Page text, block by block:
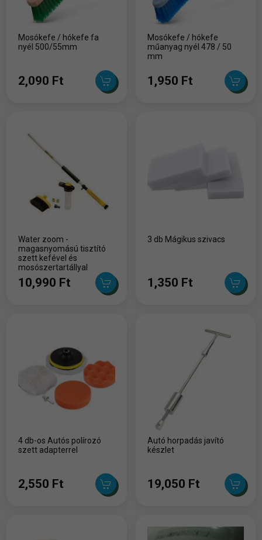
Mosókefe / hókefe fa
nyél 500/55mm
2,090 Ft
Mosókefe / hókefe
műanyag nyél 478 / 50
mm
1,950 Ft
Water zoom -
magasnyomású tisztító
szett kefével és
mosószertartállyal
10,990 Ft
3 db Mágikus szivacs
1,350 Ft
4 db-os Autós polírozó
szett adapterrel
2,550 Ft
Autó horpadás javító
készlet
19,050 Ft